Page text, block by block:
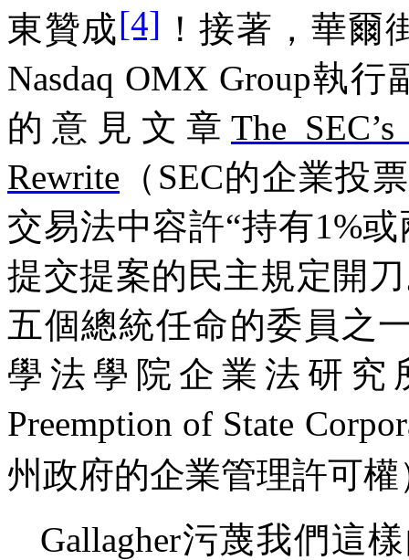
東贊成[4] ！接著，華爾
Nasdaq OMX Group執
的意見文章 The
Rewrite （SEC的企業投
交易法中容許“持有1%
提交提案的民主規定開
五個總統任命的委員之
學法學院企業法研究
Preemption of State
州政府的企業管理許可權
Gallagher污蔑我們這